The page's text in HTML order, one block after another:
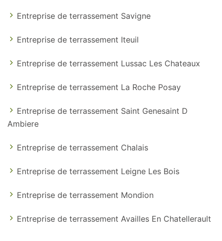
Entreprise de terrassement Savigne
Entreprise de terrassement Iteuil
Entreprise de terrassement Lussac Les Chateaux
Entreprise de terrassement La Roche Posay
Entreprise de terrassement Saint Genesaint D
Ambiere
Entreprise de terrassement Chalais
Entreprise de terrassement Leigne Les Bois
Entreprise de terrassement Mondion
Entreprise de terrassement Availles En Chatellerault